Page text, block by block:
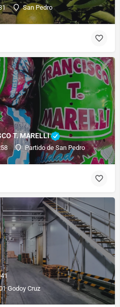
San Pedro
T. MARELLI
Partido de San Pedro
Godoy Cruz